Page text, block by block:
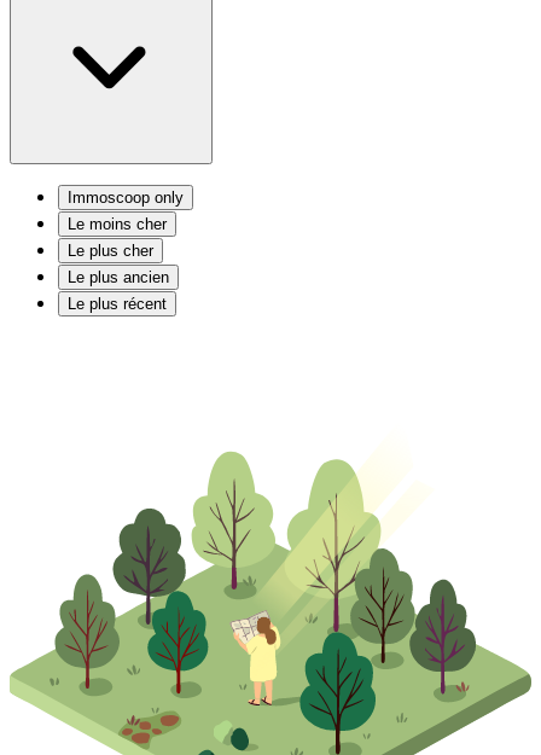
Immoscoop only
Le moins cher
Le plus cher
Le plus ancien
Le plus récent